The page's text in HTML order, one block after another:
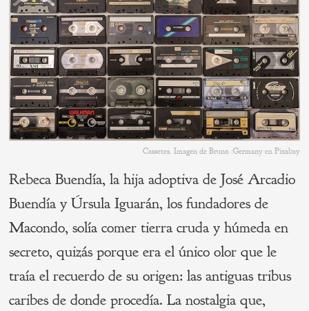
Cassetes. Imagen de Bruno :Germany en Pixabay
Rebeca Buendía, la hija adoptiva de José Arcadio
Buendía y Úrsula Iguarán, los fundadores de
Macondo, solía comer tierra cruda y húmeda en
secreto, quizás porque era el único olor que le
traía el recuerdo de su origen: las antiguas tribus
caribes de donde procedía. La nostalgia que,